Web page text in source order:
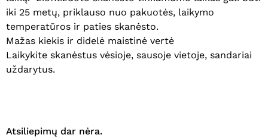
iki 25 metų, priklauso nuo pakuotės, laikymo
temperatūros ir paties skanėsto.
Mažas kiekis ir didelė maistinė vertė
Laikykite skanėstus vėsioje, sausoje vietoje, sandariai
uždarytus.
Atsiliepimų dar nėra.